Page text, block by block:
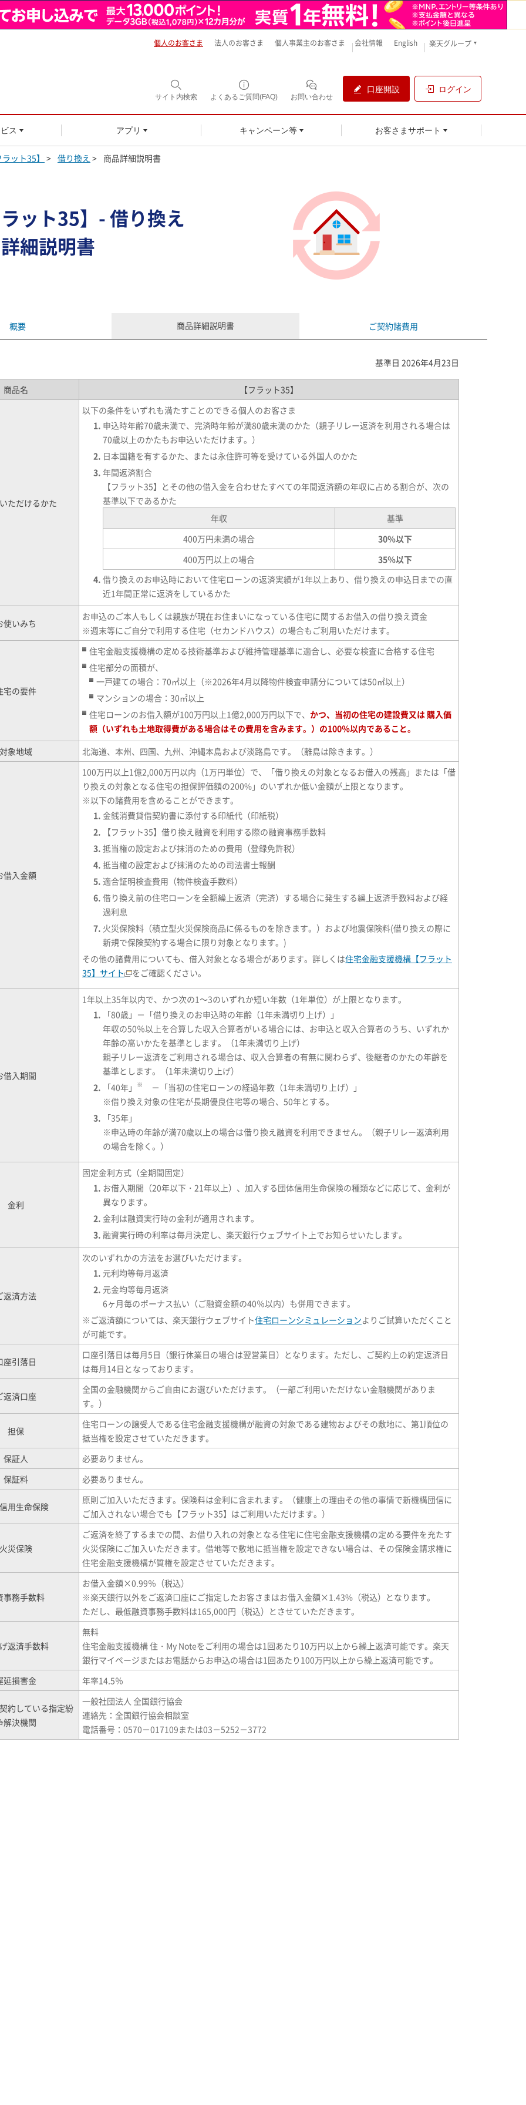
個人のお客さま 法人のお客さま 個人事業主のお客さま 会社情報 English 楽天グループ
サイト内検索 よくあるご質問(FAQ) お問い合わせ
口座開設 ログイン
ス アプリ キャンペーン等 お客さまサポート
ット35】 > 借り換え > 商品詳細説明書
ット35】- 借り換え
細説明書
概要 商品詳細説明書 ご契約諸費用
基準日 2026年4月23日
商品名 【フラット35】
ただけるかた
以下の条件をいずれも満たすことのできる個人のお客さま
申込時年齢70歳未満で、完済時年齢が満80歳未満のかた（親子リレー返済を利用される場合は
70歳以上のかたもお申込いただけます。）
日本国籍を有するかた、または永住許可等を受けている外国人のかた
年間返済割合
【フラット35】とその他の借入金を合わせたすべての年間返済額の年収に占める割合が、次の
基準以下であるかた
年収
基準
400万円未満の場合
30％以下
400万円以上の場合
35％以下
借り換えのお申込時において住宅ローンの返済実績が1年以上あり、借り換えの申込日までの直
近1年間正常に返済をしているかた
使いみち
お申込のご本人もしくは親族が現在お住まいになっている住宅に関するお借入の借り換え資金
※週末等にご自分で利用する住宅（セカンドハウス）の場合もご利用いただけます。
宅の要件
住宅金融支援機構の定める技術基準および維持管理基準に適合し、必要な検査に合格する住宅
住宅部分の面積が、
一戸建ての場合：70㎡以上（※2026年4月以降物件検査申請分については50㎡以上）
マンションの場合：30㎡以上
住宅ローンのお借入額が100万円以上1億2,000万円以下で、 かつ、当初の住宅の建設費又は 購入価
額（いずれも土地取得費がある場合はその費用を含みます。）の100％以内であること。
象地域
北海道、本州、四国、九州、沖縄本島および淡路島です。（離島は除きます。）
借入金額
100万円以上1億2,000万円以内（1万円単位）で、「借り換えの対象となるお借入の残高」または「借
り換えの対象となる住宅の担保評価額の200%」のいずれか低い金額が上限となります。
※以下の諸費用を含めることができます。
金銭消費貸借契約書に添付する印紙代（印紙税）
【フラット35】借り換え融資を利用する際の融資事務手数料
抵当権の設定および抹消のための費用（登録免許税）
抵当権の設定および抹消のための司法書士報酬
適合証明検査費用（物件検査手数料）
借り換え前の住宅ローンを全額繰上返済（完済）する場合に発生する繰上返済手数料および経
過利息
火災保険料（積立型火災保険商品に係るものを除きます。）および地震保険料(借り換えの際に
新規で保険契約する場合に限り対象となります。)
その他の諸費用についても、借入対象となる場合があります。詳しくは住宅金融支援機構【フラット
35】サイト
をご確認ください。
借入期間
1年以上35年以内で、かつ次の1～3のいずれか短い年数（1年単位）が上限となります。
「80歳」－「借り換えのお申込時の年齢（1年未満切り上げ）」
年収の50％以上を合算した収入合算者がいる場合には、お申込と収入合算者のうち、いずれか
年齢の高いかたを基準とします。（1年未満切り上げ）
親子リレー返済をご利用される場合は、収入合算者の有無に関わらず、後継者のかたの年齢を
基準とします。（1年未満切り上げ）
「40年」
※
－「当初の住宅ローンの経過年数（1年未満切り上げ）」
※借り換え対象の住宅が長期優良住宅等の場合、50年とする。
「35年」
※申込時の年齢が満70歳以上の場合は借り換え融資を利用できません。（親子リレー返済利用
の場合を除く。）
金利
固定金利方式（全期間固定）
お借入期間（20年以下・21年以上）、加入する団体信用生命保険の種類などに応じて、金利が
異なります。
金利は融資実行時の金利が適用されます。
融資実行時の利率は毎月決定し、楽天銀行ウェブサイト上でお知らせいたします。
返済方法
次のいずれかの方法をお選びいただけます。
元利均等毎月返済
元金均等毎月返済
6ヶ月毎のボーナス払い（ご融資金額の40％以内）も併用できます。
※ ご返済額については、楽天銀行ウェブサイト住宅ローンシミュレーションよりご試算いただくこと
が可能です。
座引落日
口座引落日は毎月5日（銀行休業日の場合は翌営業日）となります。ただし、ご契約上の約定返済日
は毎月14日となっております。
返済口座
全国の金融機関からご自由にお選びいただけます。（一部ご利用いただけない金融機関がありま
す。）
担保
住宅ローンの譲受人である住宅金融支援機構が融資の対象である建物およびその敷地に、第1順位の
抵当権を設定させていただきます。
保証人
必要ありません。
保証料
必要ありません。
用生命保険
原則ご加入いただきます。保険料は金利に含まれます。（健康上の理由その他の事情で新機構団信に
ご加入されない場合でも【フラット35】はご利用いただけます。）
災保険
ご返済を終了するまでの間、お借り入れの対象となる住宅に住宅金融支援機構の定める要件を充たす
火災保険にご加入いただきます。借地等で敷地に抵当権を設定できない場合は、その保険金請求権に
住宅金融支援機構が質権を設定させていただきます。
事務手数料
お借入金額×0.99％（税込）
※楽天銀行以外をご返済口座にご指定したお客さまはお借入金額×1.43%（税込）となります。
ただし、最低融資事務手数料は165,000円（税込）とさせていただきます。
返済手数料
無料
住宅金融支援機構 住・My Noteをご利用の場合は1回あたり10万円以上から繰上返済可能です。楽天
銀行マイページまたはお電話からお申込の場合は1回あたり100万円以上から繰上返済可能です。
延損害金
年率14.5％
約している指定紛
解決機関
一般社団法人 全国銀行協会
連絡先：全国銀行協会相談室
電話番号：0570－017109または03－5252－3772